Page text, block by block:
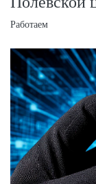
Работаем